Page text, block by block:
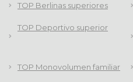
TOP Berlinas superiores
TOP Deportivo superior
TOP Monovolumen familiar